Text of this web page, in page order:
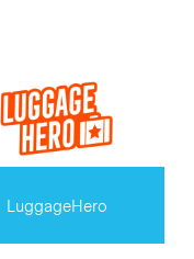
LuggageHero